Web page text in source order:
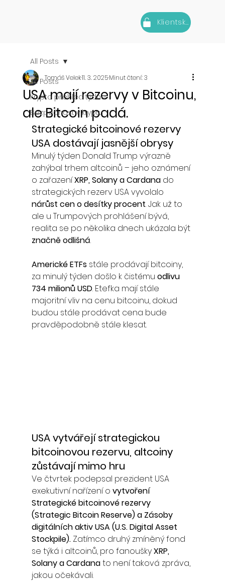
Klientská zóna
All Posts
Krypto přehled týdne
Bezpečnost v kryptu
All Posts
USA mají rezervy v Bitcoinu,
ale Bitcoin padá.
Tomáš Velek11. 3. 2025Minut čtení: 3
Strategické bitcoinové rezervy
USA dostávají jasnější obrysy
Minulý týden Donald Trump výrazně
zahýbal trhem altcoinů – jeho oznámení
o zařazení XRP, Solany a Cardana do
strategických rezerv USA vyvolalo
nárůst cen o desítky procent. Jak už to
ale u Trumpových prohlášení bývá,
realita se po několika dnech ukázala být
značně odlišná.
Americké ETFs stále prodávají bitcoiny,
za minulý týden došlo k čistému odlivu
734 milionů USD. Etefka mají stále
majoritní vliv na cenu bitcoinu, dokud
budou stále prodávat cena bude
pravděpodobně stále klesat.
USA vytvářejí strategickou
bitcoinovou rezervu, altcoiny
zůstávají mimo hru
Ve čtvrtek podepsal prezident USA
exekutivní nařízení o vytvoření
Strategické bitcoinové rezervy
(Strategic Bitcoin Reserve) a Zásoby
digitálních aktiv USA (U.S. Digital Asset
Stockpile). Zatímco druhý zmíněný fond
se týká i altcoinů, pro fanoušky XRP,
Solany a Cardana to není taková zpráva,
jakou očekávali.